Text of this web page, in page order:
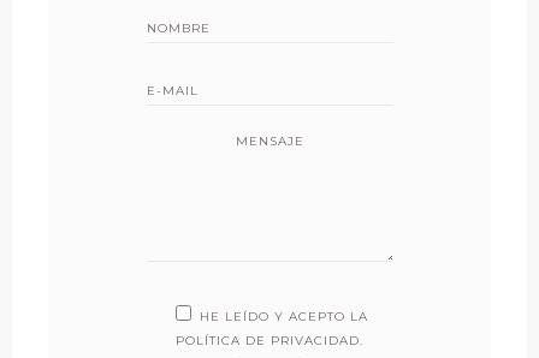
MENSAJE
HE LEÍDO Y ACEPTO LA
POLÍTICA DE PRIVACIDAD.